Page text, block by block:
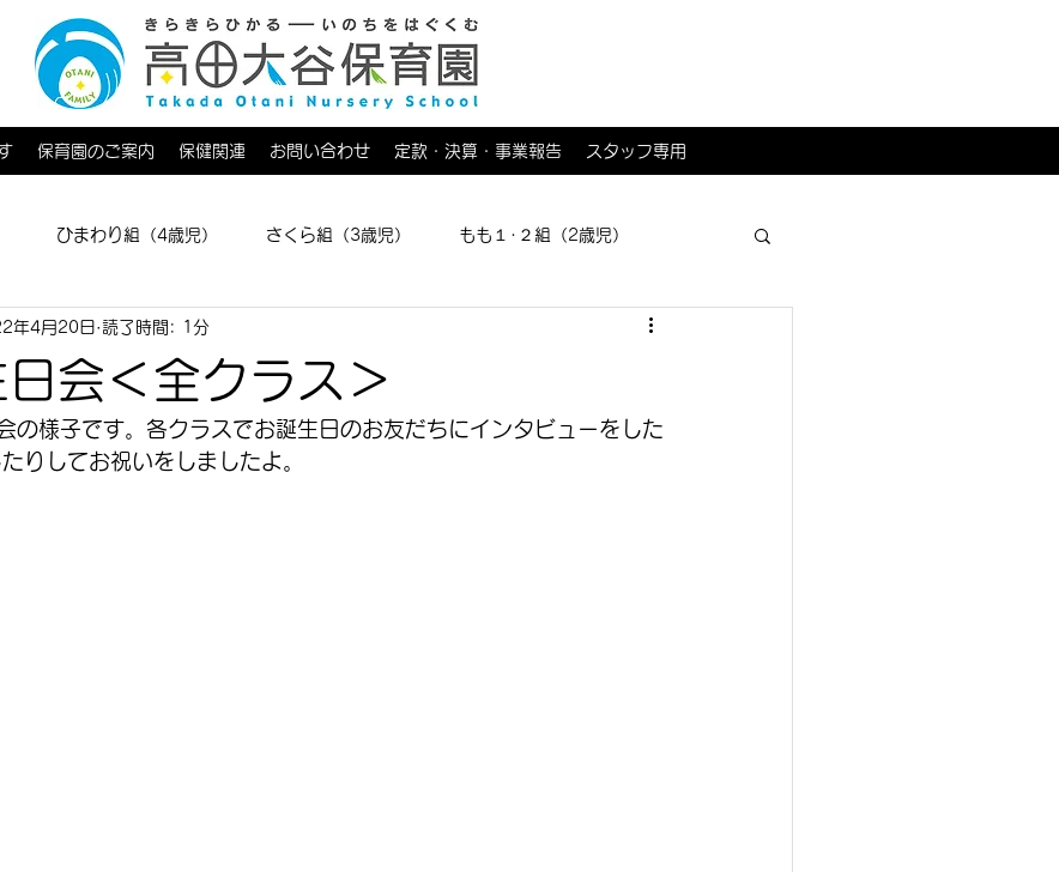
保育園のご案内 保健関連 お問い合わせ 定款・決算・事業報告 スタッフ専用
ひまわり組（4歳児） さくら組（3歳児） もも１･２組（2歳児）
てひろば
会＜全クラス＞
年4月20日 読了時間: 1分
の様子です。各クラスでお誕生日のお友だちにインタビューをした
りしてお祝いをしましたよ。